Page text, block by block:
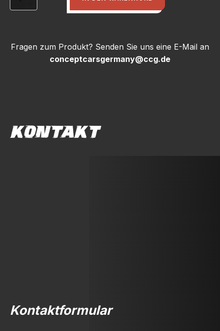
left
+Fragen zum Produkt? Senden Sie uns eine E-Mail an
conceptcarsgermany@ccg.de
KONTAKT
Kontaktformular